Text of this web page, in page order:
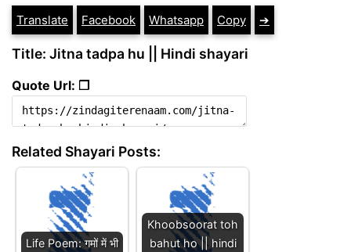
Translate Facebook Whatsapp Copy ➔
Title: Jitna tadpa hu || Hindi shayari
Quote Url: ❐
Related Shayari Posts:
Life Poem: गमों में भी
Khoobsoorat toh
bahut ho || hindi